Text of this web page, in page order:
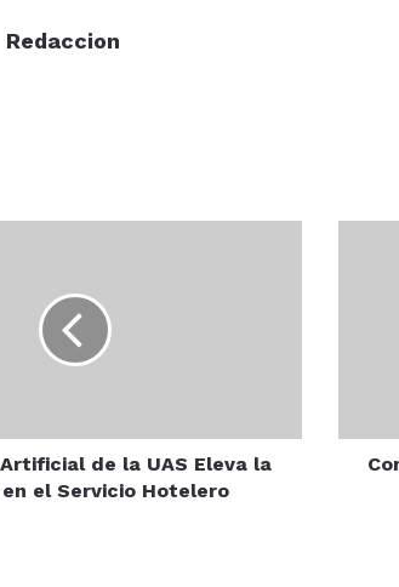
Redaccion
de la UAS Eleva la
el Servicio Hotelero